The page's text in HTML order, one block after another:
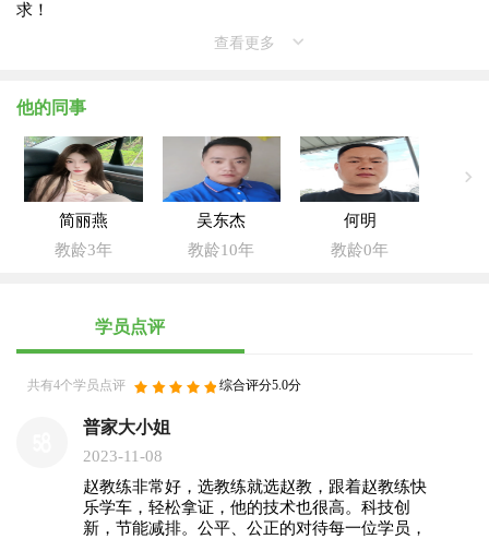
求！
查看更多
他的同事
简丽燕
教龄3年
吴东杰
教龄10年
何明
教龄0年
学员点评
共有4个学员点评 综合评分5.0分
普家大小姐
2023-11-08
赵教练非常好，选教练就选赵教，跟着赵教练快
乐学车，轻松拿证，他的技术也很高。科技创
新，节能减排。公平、公正的对待每一位学员，